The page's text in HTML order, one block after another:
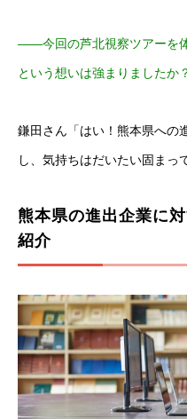
――今回の芦北視察ツアーを
という想いは強まりましたか
鎌田さん「はい！熊本県への
し、気持ちはだいたい固まっ
熊本県の進出企業に
紹介